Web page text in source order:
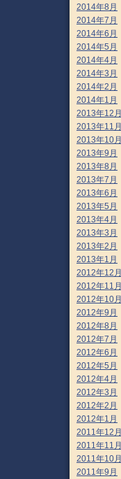
2014年8月
2014年7月
2014年6月
2014年5月
2014年4月
2014年3月
2014年2月
2014年1月
2013年12月
2013年11月
2013年10月
2013年9月
2013年8月
2013年7月
2013年6月
2013年5月
2013年4月
2013年3月
2013年2月
2013年1月
2012年12月
2012年11月
2012年10月
2012年9月
2012年8月
2012年7月
2012年6月
2012年5月
2012年4月
2012年3月
2012年2月
2012年1月
2011年12月
2011年11月
2011年10月
2011年9月